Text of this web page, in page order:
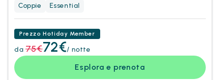
Coppie Essential
Prezzo Hotiday Member
da 75€72€/ notte
Esplora e prenota